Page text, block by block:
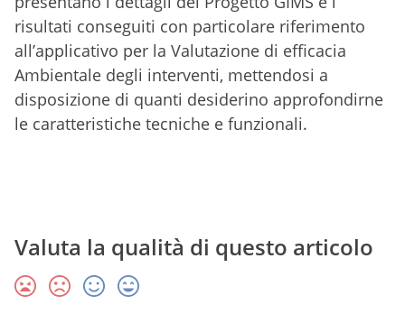
risultati conseguiti con particolare riferimento
all’applicativo per la Valutazione di efficacia
Ambientale degli interventi, mettendosi a
disposizione di quanti desiderino approfondirne
le caratteristiche tecniche e funzionali.
Valuta la qualità di questo articolo